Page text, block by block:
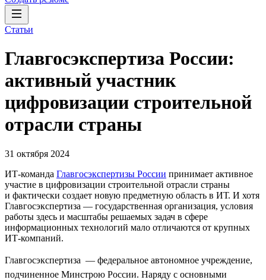
Статьи
Главгосэкспертиза России:
активный участник
цифровизации строительной
отрасли страны
31 октября 2024
ИТ-команда Главгосэкспертизы России принимает активное
участие в цифровизации строительной отрасли страны
и фактически создает новую предметную область в ИТ. И хотя
Главгосэкспертиза — государственная организация, условия
работы здесь и масштабы решаемых задач в сфере
информационных технологий мало отличаются от крупных
ИТ-компаний.
Главгосэкспертиза — федеральное автономное учреждение,
подчиненное Минстрою России. Наряду с основными